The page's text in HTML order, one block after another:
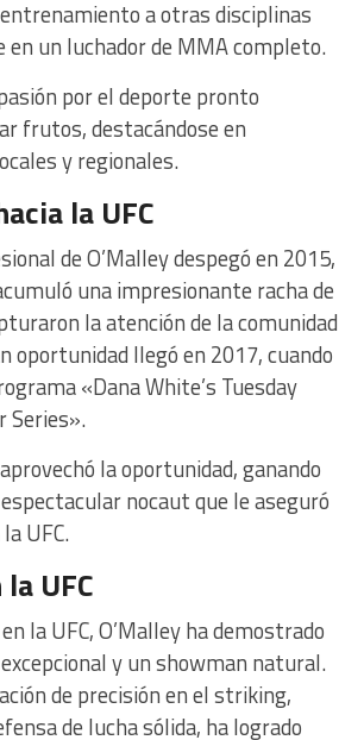
a otras disciplinas
en un luchador de MMA completo.
por el deporte pronto
frutos, destacándose en
y regionales.
la UFC
de O’Malley despegó en 2015,
una impresionante racha de
la atención de la comunidad
oportunidad llegó en 2017, cuando
«Dana White’s Tuesday
Series».
la oportunidad, ganando
nocaut que le aseguró
UFC.
UFC
la UFC, O’Malley ha demostrado
y un showman natural.
de precisión en el striking,
de lucha sólida, ha logrado